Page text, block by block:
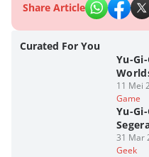
Share Article
Curated For You
Yu-
11 Mei
Game
Yu-
31 Mar
Geek